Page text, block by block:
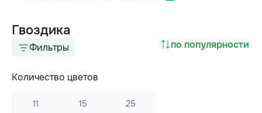
Количество цветов
11 15 25
Гвоздика
по популярности
Фильтры